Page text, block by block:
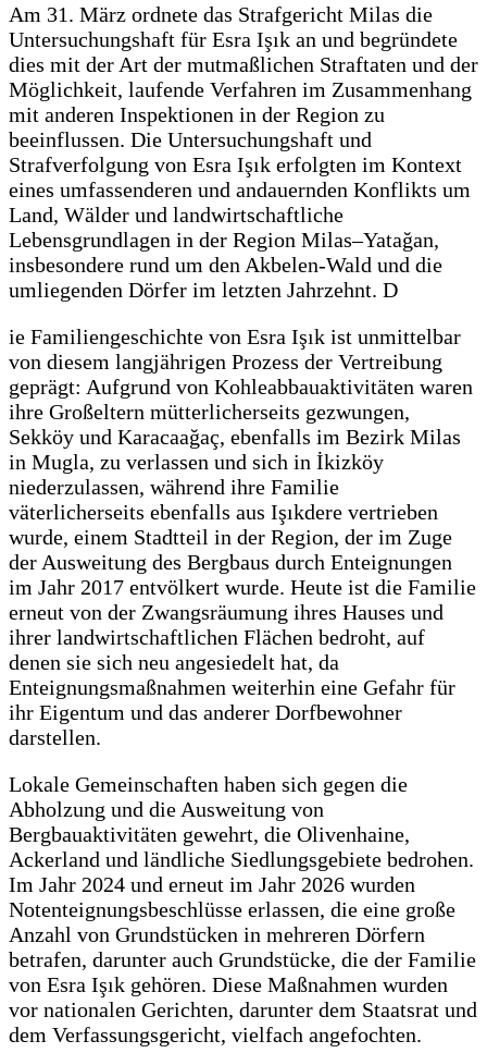
Am 31. März ordnete das Strafgericht Milas die
Untersuchungshaft für Esra Işık an und begründete
dies mit der Art der mutmaßlichen Straftaten und der
Möglichkeit, laufende Verfahren im Zusammenhang
mit anderen Inspektionen in der Region zu
beeinflussen. Die Untersuchungshaft und
Strafverfolgung von Esra Işık erfolgten im Kontext
eines umfassenderen und andauernden Konflikts um
Land, Wälder und landwirtschaftliche
Lebensgrundlagen in der Region Milas–Yatağan,
insbesondere rund um den Akbelen-Wald und die
umliegenden Dörfer im letzten Jahrzehnt. D
ie Familiengeschichte von Esra Işık ist unmittelbar
von diesem langjährigen Prozess der Vertreibung
geprägt: Aufgrund von Kohleabbauaktivitäten waren
ihre Großeltern mütterlicherseits gezwungen,
Sekköy und Karacaağaç, ebenfalls im Bezirk Milas
in Mugla, zu verlassen und sich in İkizköy
niederzulassen, während ihre Familie
väterlicherseits ebenfalls aus Işıkdere vertrieben
wurde, einem Stadtteil in der Region, der im Zuge
der Ausweitung des Bergbaus durch Enteignungen
im Jahr 2017 entvölkert wurde. Heute ist die Familie
erneut von der Zwangsräumung ihres Hauses und
ihrer landwirtschaftlichen Flächen bedroht, auf
denen sie sich neu angesiedelt hat, da
Enteignungsmaßnahmen weiterhin eine Gefahr für
ihr Eigentum und das anderer Dorfbewohner
darstellen.
Lokale Gemeinschaften haben sich gegen die
Abholzung und die Ausweitung von
Bergbauaktivitäten gewehrt, die Olivenhaine,
Ackerland und ländliche Siedlungsgebiete bedrohen.
Im Jahr 2024 und erneut im Jahr 2026 wurden
Notenteignungsbeschlüsse erlassen, die eine große
Anzahl von Grundstücken in mehreren Dörfern
betrafen, darunter auch Grundstücke, die der Familie
von Esra Işık gehören. Diese Maßnahmen wurden
vor nationalen Gerichten, darunter dem Staatsrat und
dem Verfassungsgericht, vielfach angefochten.